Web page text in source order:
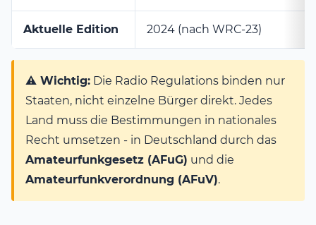
Aktuelle Edition 2024 (nach WRC-23)
⚠️ Wichtig: Die Radio Regulations binden nur
Staaten, nicht einzelne Bürger direkt. Jedes
Land muss die Bestimmungen in nationales
Recht umsetzen - in Deutschland durch das
Amateurfunkgesetz (AFuG) und die
Amateurfunkverordnung (AFuV).